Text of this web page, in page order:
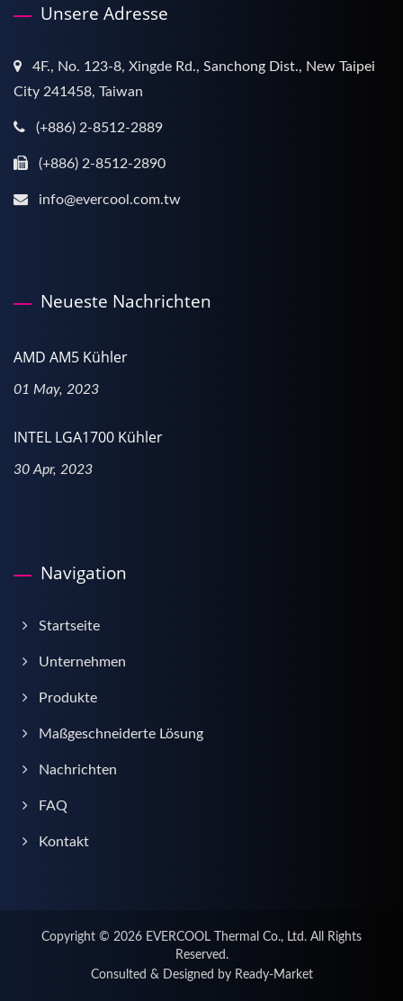
Unsere Adresse
4F., No. 123-8, Xingde Rd., Sanchong Dist., New Taipei
City 241458, Taiwan
(+886) 2-8512-2889
(+886) 2-8512-2890
info@evercool.com.tw
Neueste Nachrichten
AMD AM5 Kühler
01 May, 2023
INTEL LGA1700 Kühler
30 Apr, 2023
Navigation
Startseite
Unternehmen
Produkte
Maßgeschneiderte Lösung
Nachrichten
FAQ
Kontakt
Copyright © 2026 EVERCOOL Thermal Co., Ltd. All Rights
Reserved.
Consulted & Designed by Ready-Market